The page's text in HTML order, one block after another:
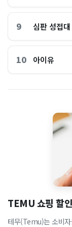
9 심판 성접
10 아이유
TEMU 쇼핑 할인
테무(Temu)는 소비자